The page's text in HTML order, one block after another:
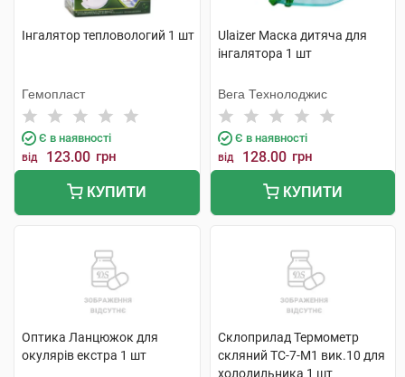
Інгалятор тепловологий 1 шт
Гемопласт
Є в наявності
від 123.00 грн
КУПИТИ
Ulaizer Маска дитяча для
інгалятора 1 шт
Вега Технолоджис
Є в наявності
від 128.00 грн
КУПИТИ
Оптика Ланцюжок для
окулярів екстра 1 шт
Склоприлад Термометр
скляний ТС-7-М1 вик.10 для
холодильника 1 шт